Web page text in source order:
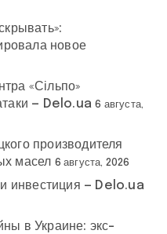
новое
«Сільпо»
— Delo.ua 6 августа,
производителя
масел 6 августа, 2026
и инвестиция — Delo.ua
в Украине: экс-